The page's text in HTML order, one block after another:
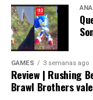
GAMES 3 semanas ago
Review | Rushing
Brawl Brothers